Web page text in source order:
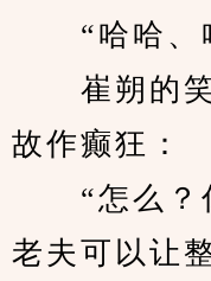
“哈哈、
崔朔的笑
故作癫狂：
“怎么？你
老夫可以让